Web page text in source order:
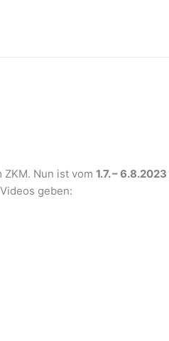
Nun ist vom 1.7. – 6.8.2023
geben: